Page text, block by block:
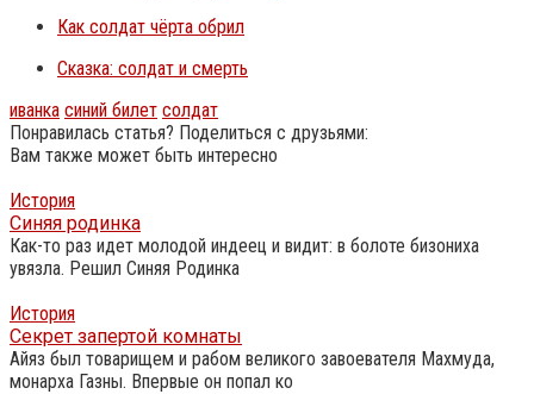
Как солдат чёрта обрил
Сказка: солдат и смерть
иванка синий билет солдат
Понравилась статья? Поделиться с друзьями:
Вам также может быть интересно
История
Синяя родинка
Как-то раз идет молодой индеец и видит: в болоте бизониха
увязла. Решил Синяя Родинка
История
Секрет запертой комнаты
Айяз был товарищем и рабом великого завоевателя Махмуда,
монарха Газны. Впервые он попал ко